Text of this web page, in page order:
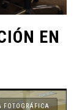
EN
FOTOGRÁFICA